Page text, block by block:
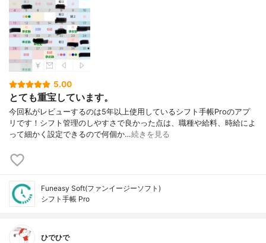
5.00
とても重宝しています。
今回私がレビューするのは5年以上使用しているシフト手帳Proのアプ
リです！シフト管理のしやすさで良かった点は、職種や給料、時給によ
って細かく設定できるので何個か…続きを見る
Funeasy Soft(ファンイージーソフト)
シフト手帳 Pro
ひでひで